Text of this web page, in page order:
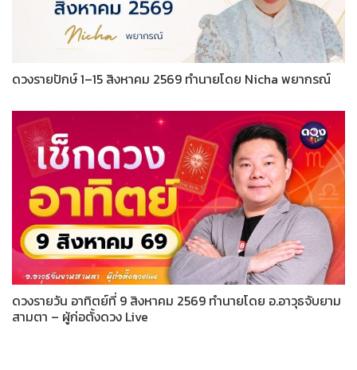
ดวงรายปักษ์ 1–15 สิงหาคม 2569 ทำนายโดย Nicha พยากรณ์
ดวงรายวัน อาทิตย์ที่ 9 สิงหาคม 2569 ทำนายโดย อ.อาวุธจับยาม
สามตา – ผู้ก่อตั้งดวง Live